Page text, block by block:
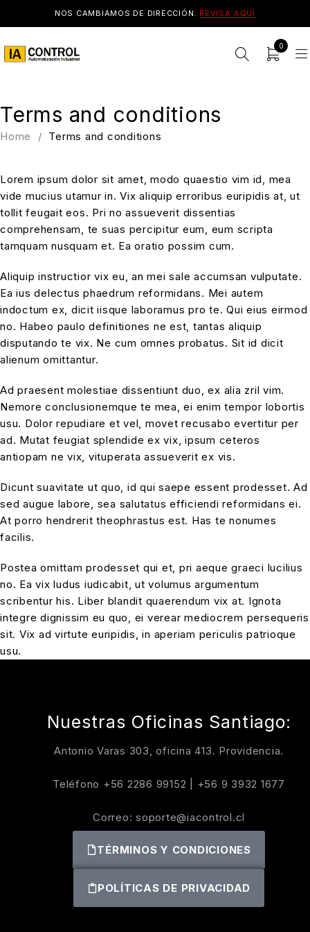
NOS CAMBIAMOS DE DIRECCIÓN. REVISA AQUÍ
0
Terms and conditions
Home / Terms and conditions
Lorem ipsum dolor sit amet, modo quaestio vim id, mea
vide mucius utamur in. Vix aliquip erroribus euripidis at, ut
tollit feugait eos. Pri no assueverit dissentias
comprehensam, te suas percipitur eum, eum scripta
tamquam nusquam et. Ea oratio possim cum.
Aliquip instructior vix eu, an mei sale accumsan vulputate.
Ea ius delectus phaedrum reformidans. Mei autem
indoctum ex, dicit iisque laboramus pro te. Qui eius eirmod
no. Habeo paulo definitiones ne est, tantas aliquip
disputando te vix. Ne cum omnes probatus. Sit id dicit
alienum omittantur.
Ad praesent molestiae dissentiunt duo, ex alia zril vim.
Nemore conclusionemque te mea, ei enim tempor lobortis
usu. Dolor repudiare et vel, movet recusabo evertitur per
ad. Mutat feugiat splendide ex vix, ipsum ceteros
antiopam ne vix, vituperata assueverit ex vis.
Dicunt suavitate ut quo, id qui saepe essent prodesset. Ad
sed augue labore, sea salutatus efficiendi reformidans ei.
At porro hendrerit theophrastus est. Has te nonumes
facilis.
Postea omittam prodesset qui et, pri aeque graeci lucilius
no. Ea vix ludus iudicabit, ut volumus argumentum
scribentur his. Liber blandit quaerendum vix at. Ignota
integre dignissim eu quo, ei verear mediocrem persequeris
sit. Vix ad virtute euripidis, in aperiam periculis patrioque
usu.
Nuestras Oficinas Santiago:
Antonio Varas 303, oficina 413. Providencia.
Teléfono +56 2286 99152 +56 9 3932 1677
Correo: soporte@iacontrol.cl
TÉRMINOS Y CONDICIONES
POLÍTICAS DE PRIVACIDAD